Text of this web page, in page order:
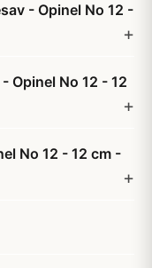
- Opinel No 12 -
Opinel No 12 - 12
No 12 - 12 cm -